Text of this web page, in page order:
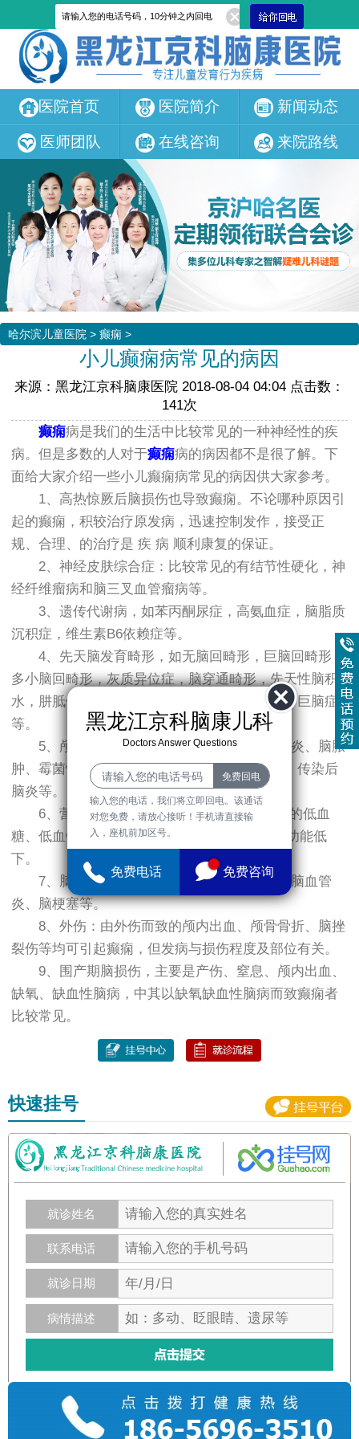
医院首页 医院简介 新闻动态
医师团队 在线咨询 来院路线
哈尔滨儿童医院 > 癫痫 >
小儿癫痫病常见的病因
来源：黑龙江京科脑康医院 2018-08-04 04:04 点击数：
141次
癫痫病是我们的生活中比较常见的一种神经性的疾
病。但是多数的人对于癫痫病的病因都不是很了解。下
面给大家介绍一些小儿癫痫病常见的病因供大家参考。
1、高热惊厥后脑损伤也导致癫痫。不论哪种原因引
起的癫痫，积较治疗原发病，迅速控制发作，接受正
规、合理、的治疗是 疾 病 顺利康复的保证。
2、神经皮肤综合症：比较常见的有结节性硬化，神
经纤维瘤病和脑三叉血管瘤病等。
3、遗传代谢病，如苯丙酮尿症，高氨血症，脑脂质
沉积症，维生素B6依赖症等。
4、先天脑发育畸形，如无脑回畸形，巨脑回畸形，
多小脑回畸形，灰质异位症，脑穿通畸形，先天性脑积
水，肼胝体发育不全，蛛网膜囊肿，头小畸形，巨脑症
等。
5、颅内感染：如细菌性脑膜炎、病毒性脑炎、脑脓
肿、霉菌性脑膜炎、脑寄生虫病、接种后脑炎、传染后
脑炎等。
6、营养代谢障碍及内分泌 疾 病 ，常见有的低血
糖、低血钙、低血镁、维生素B6缺乏，甲状腺功能低
下。
7、脑血管病：如脑血管畸形、颅内出血、脑血管
炎、脑梗塞等。
8、外伤：由外伤而致的颅内出血、颅骨骨折、脑挫
裂伤等均可引起癫痫，但发病与损伤程度及部位有关。
9、围产期脑损伤，主要是产伤、窒息、颅内出血、
缺氧、缺血性脑病，中其以缺氧缺血性脑病而致癫痫者
比较常见。
快速挂号
就诊姓名
联系电话
就诊日期
病情描述
黑龙江京科脑康儿科
Doctors Answer Questions
输入您的电话，我们将立即回电。该通话
对您免费，请放心接听！手机请直接输
入，座机前加区号。
免费电话 免费咨询